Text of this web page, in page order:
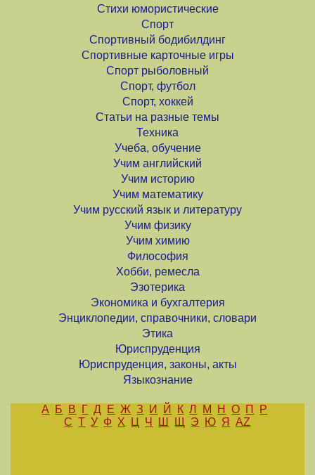
Стихи юмористические
Спорт
Спортивный бодибилдинг
Спортивные карточные игры
Спорт рыболовный
Спорт, футбол
Спорт, хоккей
Статьи на разные темы
Техника
Учеба, обучение
Учим английский
Учим историю
Учим математику
Учим русский язык и литературу
Учим физику
Учим химию
Философия
Хобби, ремесла
Эзотерика
Экономика и бухгалтерия
Энциклопедии, справочники, словари
Этика
Юриспруденция
Юриспруденция, законы, акты
Языкознание
А Б В Г Д Е Ж З И Й К Л М Н О П
Р
С Т У Ф Х Ц Ч Ш Щ Э Ю Я AZ